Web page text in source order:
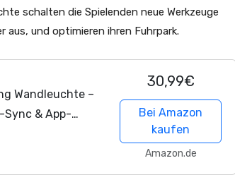
schalten die Spielenden neue Werkzeuge
aus, und optimieren ihren Fuhrpark.
Wandleuchte –
Sync & App-
für
30,99€
Bei Amazon
kaufen
Amazon.de